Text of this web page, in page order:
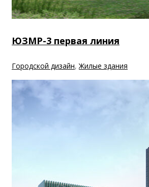
ЮЗМР-3 первая линия
Городской дизайн,Жилые здания